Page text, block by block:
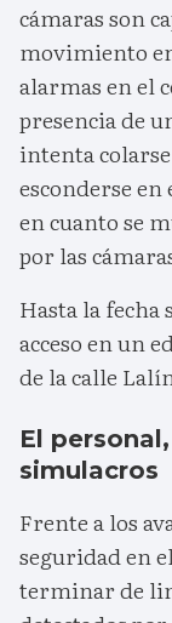
cámaras son
movimiento
alarmas en el
presencia de
intenta
esconderse
en cuanto se
por las
Hasta la fecha
acceso en un
de la calle
El
simulacros
Frente a los
seguridad en
terminar de